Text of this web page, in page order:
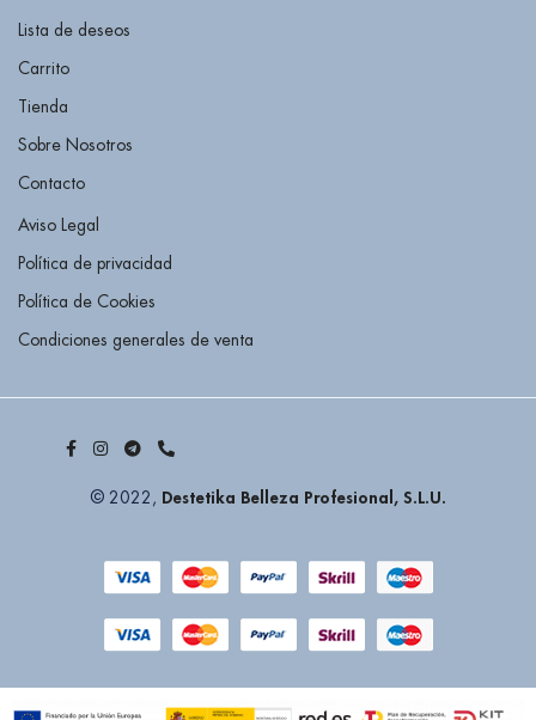
Lista de deseos
Carrito
Tienda
Sobre Nosotros
Contacto
Aviso Legal
Política de privacidad
Política de Cookies
Condiciones generales de venta
© 2022, Destetika Belleza Profesional, S.L.U.